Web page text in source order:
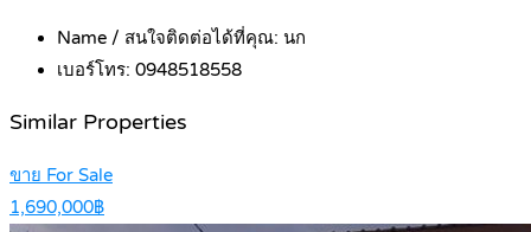
Name / สนใจติดต่อได้ที่คุณ: นก
เบอร์โทร: 0948518558
Similar Properties
ขาย For Sale
1,690,000฿